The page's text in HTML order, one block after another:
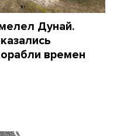
Дунай.
времен